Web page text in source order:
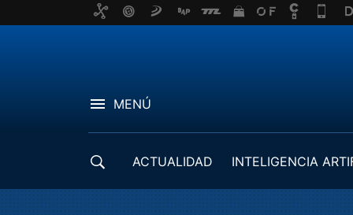
MENÚ
ACTUALIDAD
INTELIGENCIA